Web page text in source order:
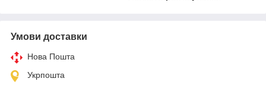
Умови доставки
Нова Пошта
Укрпошта